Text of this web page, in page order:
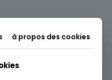
à propos des cookies